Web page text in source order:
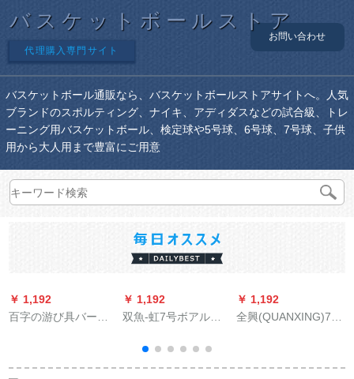
バスケットボールストア
代理購入専門サイト
お問い合わせ
バスケットボール通販なら、バスケットボールストアサイトへ。人気
ブランドのスポルティング、ナイキ、アディダスなどの試合級、トレ
ーニング用バスケットボール、検定球や5号球、6号球、7号球、子供
用から大人用まで豊富にご用意
￥ 1,192
百字の游び具バーッ
ボックスボックスボ
￥ 1,192
双魚-虹7号ボアルパ
ン・繊維室内BC 800
A-7号ボアボックスボ
￥ 1,192
全興(QUANXING)7号
耐久性抜群滑り止め